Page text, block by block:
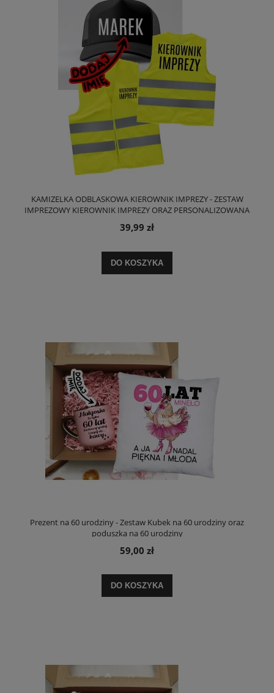
KAMIZELKA ODBLASKOWA KIEROWNIK IMPREZY - ZESTAW
IMPREZOWY KIEROWNIK IMPREZY ORAZ PERSONALIZOWANA
Z IMIENIEM CZAPKA Z DASZKIEM
39,99 zł
DO KOSZYKA
Prezent na 60 urodziny - Zestaw Kubek na 60 urodziny oraz
poduszka na 60 urodziny
59,00 zł
DO KOSZYKA